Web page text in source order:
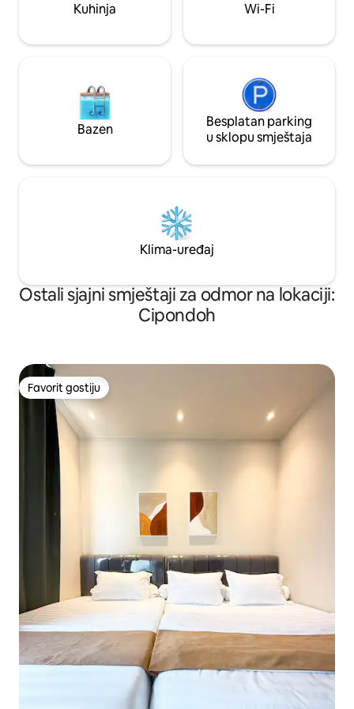
(40.000 Rp po osobi) HiSpeed WIFI s
Aniva Food Huba, minimarketa,
Kuhinja Wi-Fi
Bazen
Besplatan parking
u sklopu smještaja
Klima-uređaj
Ostali sjajni smještaji za odmor na lokaciji:
Cipondoh
Favorit gostiju
Favorit gostiju